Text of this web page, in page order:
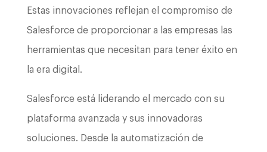
Estas innovaciones reflejan el compromiso de
Salesforce de proporcionar a las empresas las
herramientas que necesitan para tener éxito en
la era digital.
Salesforce está liderando el mercado con su
plataforma avanzada y sus innovadoras
soluciones. Desde la automatización de